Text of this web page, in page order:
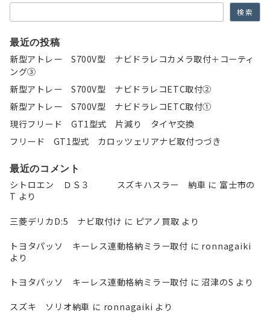
ン
検索
最近の投稿
新型アトレー S700V型 ナビドラレコカメラ取付＋コーティ
ング③
新型アトレー S700V型 ナビドラレコETC取付②
新型アトレー S700V型 ナビドラレコETC取付①
現行フリード GT1型式 片減り タイヤ交換
フリード GT1型式 カロッツェリアナビ取付つづき
最近のコメント
シトロエン ＤＳ３ スズキハスラー 納車 に 富士市の
T より
三菱デリカD:5 ナビ取付け に ピアノ買取 より
トヨタパッソ キーレス連動格納ミラー取付 に ronnagaiki
より
トヨタパッソ キーレス連動格納ミラー取付 に沼津のS より
スズキ ソリオ納車 に ronnagaiki より